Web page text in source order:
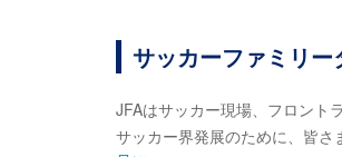
サッカーファミリ
JFAはサッカー現場、フロント
サッカー界発展のために、皆さ